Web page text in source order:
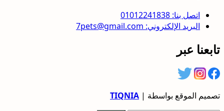
اتصل بنا: 01012241838
البريد الإلكتروني: 7pets@gmail.com
تابعنا عبر
تصميم الموقع بواسطة | TIQNIA